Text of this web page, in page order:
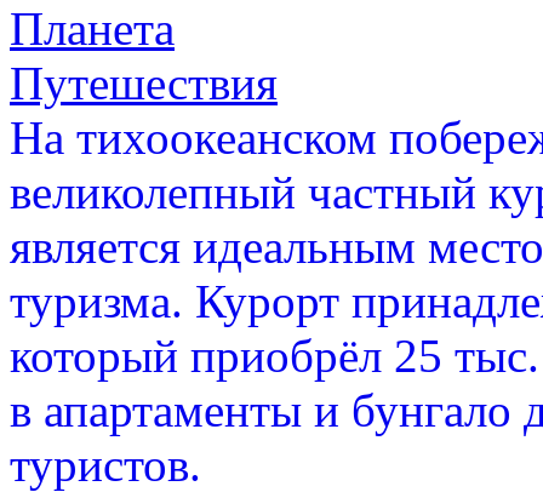
Планета
Путешествия
На тихоокеанском
великолепный частный
является идеальным
туризма. Курорт
который приобрёл 25
в апартаменты и бунгало
туристов.